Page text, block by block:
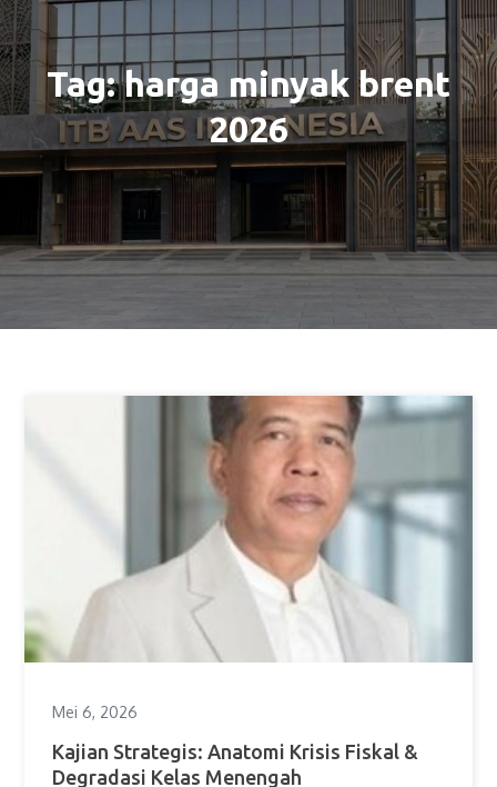
Tag:harga minyak brent
2026
Mei 6, 2026
Kajian Strategis: Anatomi Krisis Fiskal &
Degradasi Kelas Menengah